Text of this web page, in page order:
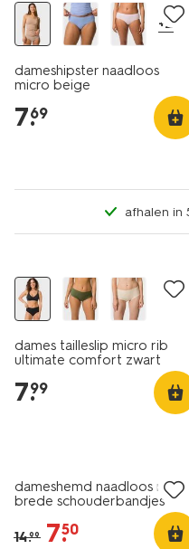
+2
dameshipster naadloos
micro beige
7.
69
afhalen in
dames tailleslip micro rib
ultimate comfort zwart
7.
99
dameshemd naadloos
brede schouderbandjes
14.99 7.
50